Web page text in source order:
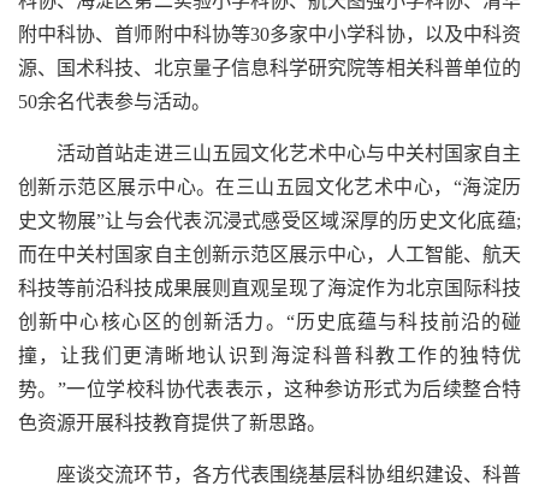
附中科协、首师附中科协等30多家中小学科协，以及中科资
源、国术科技、北京量子信息科学研究院等相关科普单位的
50余名代表参与活动。
活动首站走进三山五园文化艺术中心与中关村国家自主
创新示范区展示中心。在三山五园文化艺术中心，“海淀历
史文物展”让与会代表沉浸式感受区域深厚的历史文化底蕴;
而在中关村国家自主创新示范区展示中心，人工智能、航天
科技等前沿科技成果展则直观呈现了海淀作为北京国际科技
创新中心核心区的创新活力。“历史底蕴与科技前沿的碰
撞，让我们更清晰地认识到海淀科普科教工作的独特优
势。”一位学校科协代表表示，这种参访形式为后续整合特
色资源开展科技教育提供了新思路。
座谈交流环节，各方代表围绕基层科协组织建设、科普